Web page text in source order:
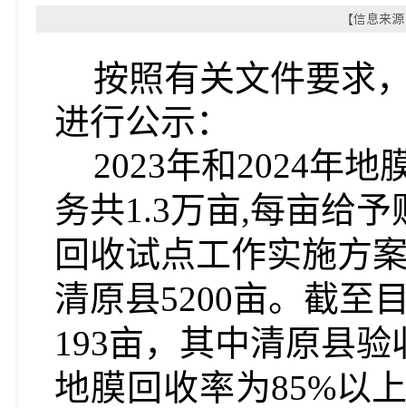
【信息来
按照有关文件要求
进行公示：
2023年和2024年地
务共1.3万亩,每亩给予
回收试点工作实施方
清原县5200亩。 截至
193亩，其中清原县验
地膜回收率为85%以上